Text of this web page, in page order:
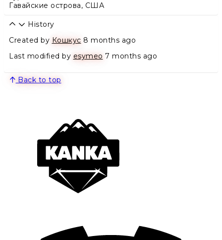
Гавайские острова, США
History
Created by Кошкус 8 months ago
Last modified by esymeo 7 months ago
Back to top